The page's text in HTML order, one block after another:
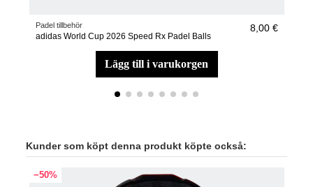
Padel tillbehör
adidas World Cup 2026 Speed Rx Padel Balls
8,00 €
lägg till i varukorgen
Kunder som köpt denna produkt köpte också:
−50%